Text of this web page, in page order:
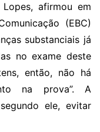
afirmou em
(EBC)
substanciais já
no exame deste
então, não há
na prova”. A
ele, evitar